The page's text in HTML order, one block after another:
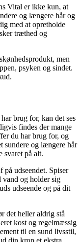
Vital er ikke kun, at
og længere hår og
med at opretholde
træthed og
men
psyken og sindet.
brug for, kan det ses
findes der mange
du har brug for, og
sundere og længere hår
svaret på alt.
på udseendet. Spiser
og holder sig
udseende og på dit
det heller aldrig stå
kost og regelmæssig
til en sund livsstil,